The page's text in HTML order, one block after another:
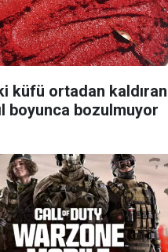
küfü ortadan kaldıran
boyunca bozulmuyor